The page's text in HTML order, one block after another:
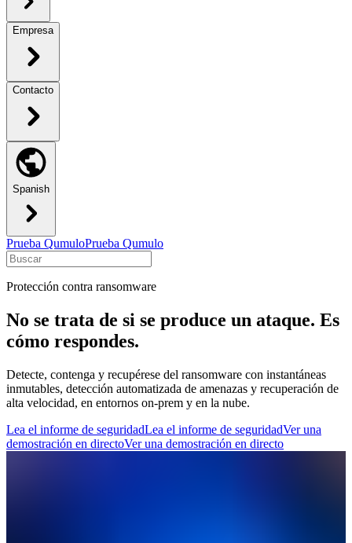
Empresa
Contacto
Spanish
Prueba QumuloPrueba Qumulo
Protección contra ransomware
No se trata de si se produce un ataque. Es
cómo respondes.
Detecte, contenga y recupérese del ransomware con instantáneas
inmutables, detección automatizada de amenazas y recuperación de
alta velocidad, en entornos on-prem y en la nube.
Lea el informe de seguridadLea el informe de seguridadVer una
demostración en directoVer una demostración en directo